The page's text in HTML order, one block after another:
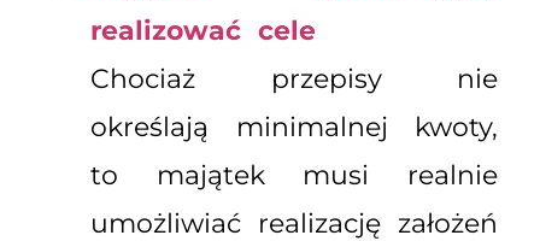
realizować cele
Chociaż przepisy nie
określają minimalnej kwoty,
to majątek musi realnie
umożliwiać realizację założeń